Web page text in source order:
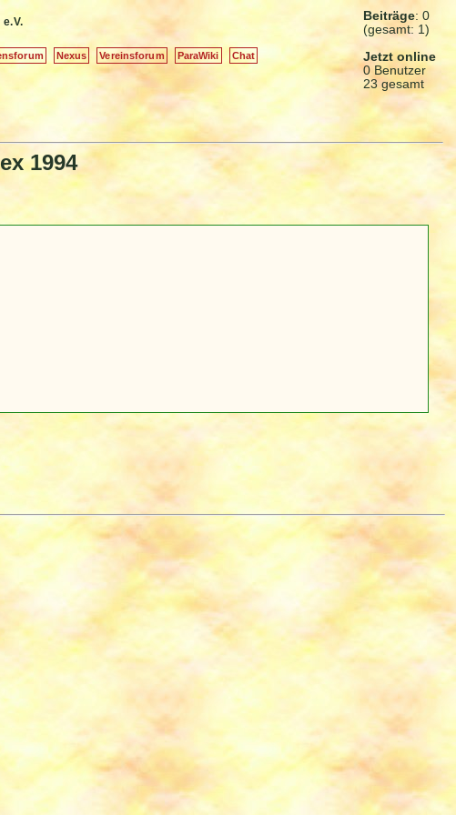
Beiträge: 0
(gesamt: 1)
Jetzt online
0 Benutzer
23 gesamt
e.V.
Nexus Vereinsforum ParaWiki Chat
1994